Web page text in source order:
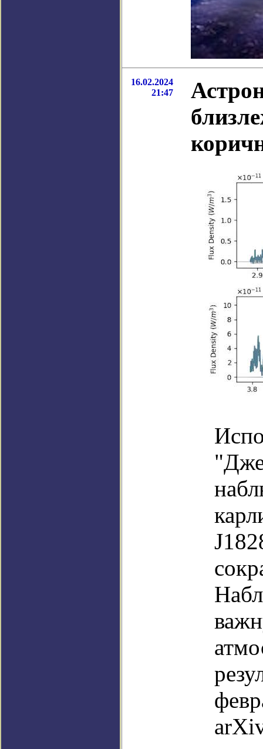
16.02.2024
21:47